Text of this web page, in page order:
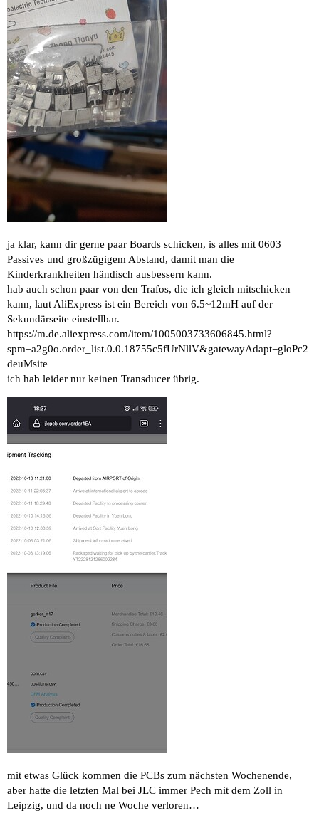
ja klar, kann dir gerne paar Boards schicken, is alles mit 0603
Passives und großzügigem Abstand, damit man die
Kinderkrankheiten händisch ausbessern kann.
hab auch schon paar von den Trafos, die ich gleich mitschicken
kann, laut AliExpress ist ein Bereich von 6.5~12mH auf der
Sekundärseite einstellbar.
https://m.de.aliexpress.com/item/1005003733606845.html?
spm=a2g0o.order_list.0.0.18755c5fUrNllV&gatewayAdapt=gloPc2
deuMsite
ich hab leider nur keinen Transducer übrig.
mit etwas Glück kommen die PCBs zum nächsten Wochenende,
aber hatte die letzten Mal bei JLC immer Pech mit dem Zoll in
Leipzig, und da noch ne Woche verloren…